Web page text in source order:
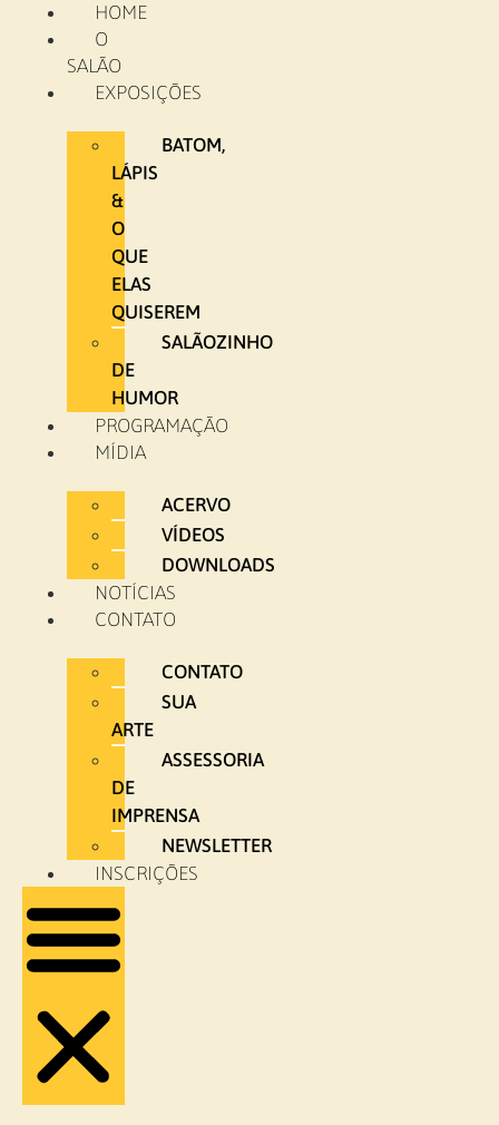
HOME
O
SALÃO
EXPOSIÇÕES
BATOM,
LÁPIS
&
O
QUE
ELAS
QUISEREM
SALÃOZINHO
DE
HUMOR
PROGRAMAÇÃO
MÍDIA
ACERVO
VÍDEOS
DOWNLOADS
NOTÍCIAS
CONTATO
CONTATO
SUA
ARTE
ASSESSORIA
DE
IMPRENSA
NEWSLETTER
INSCRIÇÕES